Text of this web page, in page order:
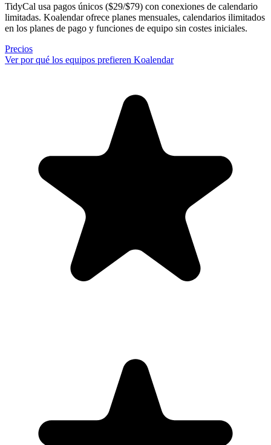
TidyCal usa pagos únicos ($29/$79) con conexiones de calendario
limitadas. Koalendar ofrece planes mensuales, calendarios ilimitados
en los planes de pago y funciones de equipo sin costes iniciales.
Precios
Ver por qué los equipos prefieren Koalendar